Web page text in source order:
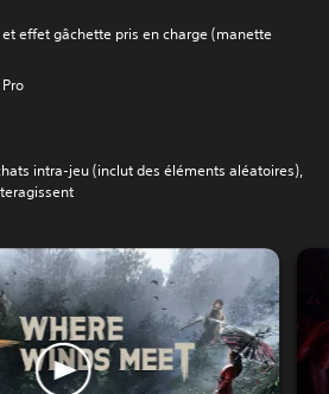
effet gâchette pris en charge (manette
intra-jeu (inclut des éléments aléatoires),